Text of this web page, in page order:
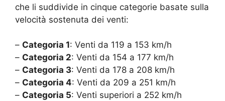
che li suddivide in cinque categorie basate sulla
velocità sostenuta dei venti:
– Categoria 1: Venti da 119 a 153 km/h
– Categoria 2: Venti da 154 a 177 km/h
– Categoria 3: Venti da 178 a 208 km/h
– Categoria 4: Venti da 209 a 251 km/h
– Categoria 5: Venti superiori a 252 km/h